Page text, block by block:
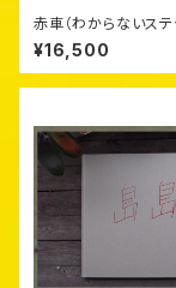
赤車（わからないステ
¥16,500